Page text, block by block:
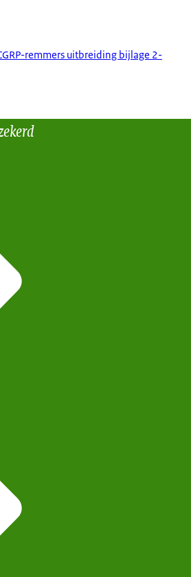
remmers uitbreiding bijlage 2-